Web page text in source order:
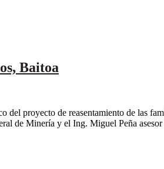
Baitoa
del proyecto de reasentamiento de las
de Minería y el Ing. Miguel Peña